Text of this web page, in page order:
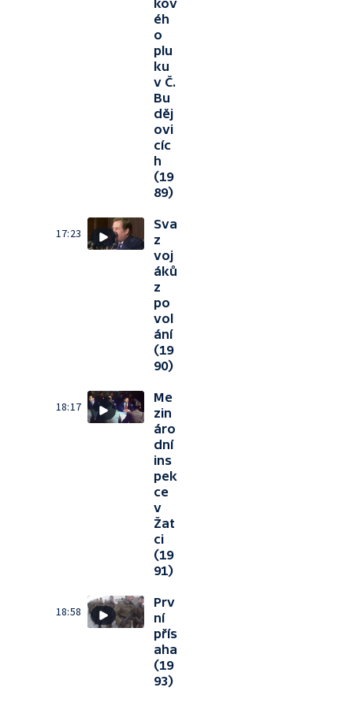
kov
éh
o
plu
ku
v Č.
Bu
děj
ovi
cíc
h
(19
89)
17:23
Sva
z
voj
áků
z
po
vol
ání
(19
90)
18:17
Me
zin
áro
dní
ins
pek
ce
v
Žat
ci
(19
91)
18:58
Prv
ní
přís
aha
(19
93)